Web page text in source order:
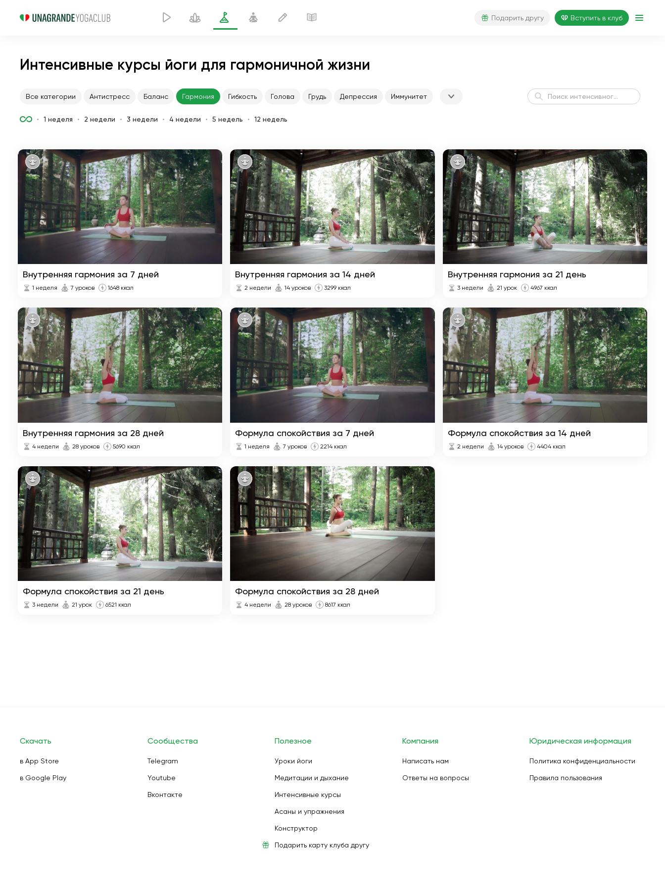
Подарить другу Вступить в клуб
Интенсивные курсы йоги для гармоничной жизни
за 21 день
Йога для начинающих
за 14 дней
2 недели
Укрепление
иммунитета за 28
дней
4 недели
Йога для начинающих
Похудение за 28 дней 4 недели
Все категории Антистресс Баланс Гармония Гибкость Голова Грудь Депрессия Иммунитет
1 неделя 2 недели 3 недели 4 недели 5 недель 12 недель
Внутренняя гармония за 7 дней
1 неделя 7 уроков 1648 ккал
Внутренняя гармония за 14 дней
2 недели 14 уроков 3299 ккал
Внутренняя гармония за 21 день
3 недели 21 урок 4967 ккал
Внутренняя гармония за 28 дней
4 недели 28 уроков 5690 ккал
Формула спокойствия за 7 дней
1 неделя 7 уроков 2214 ккал
Формула спокойствия за 14 дней
2 недели 14 уроков 4404 ккал
Формула спокойствия за 21 день
3 недели 21 урок 6521 ккал
Формула спокойствия за 28 дней
4 недели 28 уроков 8617 ккал
Скачать
в App Store
в Google Play
Сообщества
Telegram
Youtube
Вконтакте
Полезное
Уроки йоги
Медитации и дыхание
Интенсивные курсы
Асаны и упражнения
Конструктор
Подарить карту клуба другу
Компания
Написать нам
Ответы на вопросы
Юридическая информация
Политика конфиденциальности
Правила пользования